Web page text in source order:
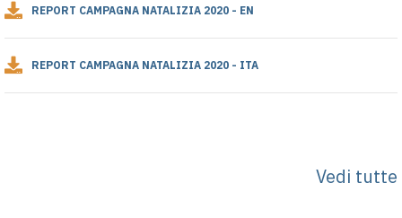
REPORT CAMPAGNA NATALIZIA 2020 - EN
REPORT CAMPAGNA NATALIZIA 2020 - ITA
Vedi tutte